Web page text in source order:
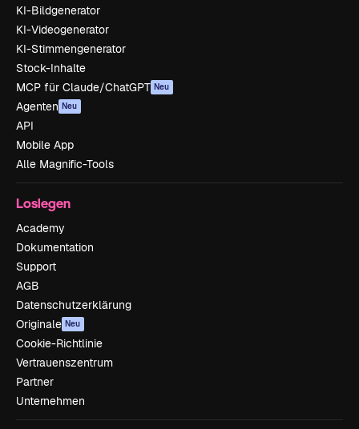
KI-Bildgenerator
KI-Videogenerator
KI-Stimmengenerator
Stock-Inhalte
MCP für Claude/ChatGPT Neu
Agenten Neu
API
Mobile App
Alle Magnific-Tools
Loslegen
Academy
Dokumentation
Support
AGB
Datenschutzerklärung
Originale Neu
Cookie-Richtlinie
Vertrauenszentrum
Partner
Unternehmen